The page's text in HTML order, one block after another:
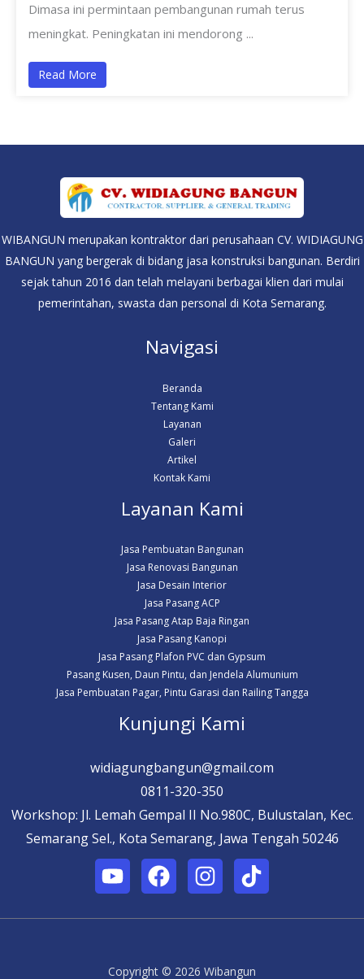
Dimasa ini permintaan pembangunan rumah terus
meningkat. Peningkatan ini mendorong ...
Read More
WIBANGUN merupakan kontraktor dari perusahaan CV. WIDIAGUNG
BANGUN yang bergerak di bidang jasa konstruksi bangunan. Berdiri
sejak tahun 2016 dan telah melayani berbagai klien dari mulai
pemerintahan, swasta dan personal di Kota Semarang.
Navigasi
Beranda
Tentang Kami
Layanan
Galeri
Artikel
Kontak Kami
Layanan Kami
Jasa Pembuatan Bangunan
Jasa Renovasi Bangunan
Jasa Desain Interior
Jasa Pasang ACP
Jasa Pasang Atap Baja Ringan
Jasa Pasang Kanopi
Jasa Pasang Plafon PVC dan Gypsum
Pasang Kusen, Daun Pintu, dan Jendela Alumunium
Jasa Pembuatan Pagar, Pintu Garasi dan Railing Tangga
Kunjungi Kami
widiagungbangun@gmail.com
0811-320-350
Workshop: Jl. Lemah Gempal II No.980C, Bulustalan, Kec.
Semarang Sel., Kota Semarang, Jawa Tengah 50246
Copyright © 2026 Wibangun